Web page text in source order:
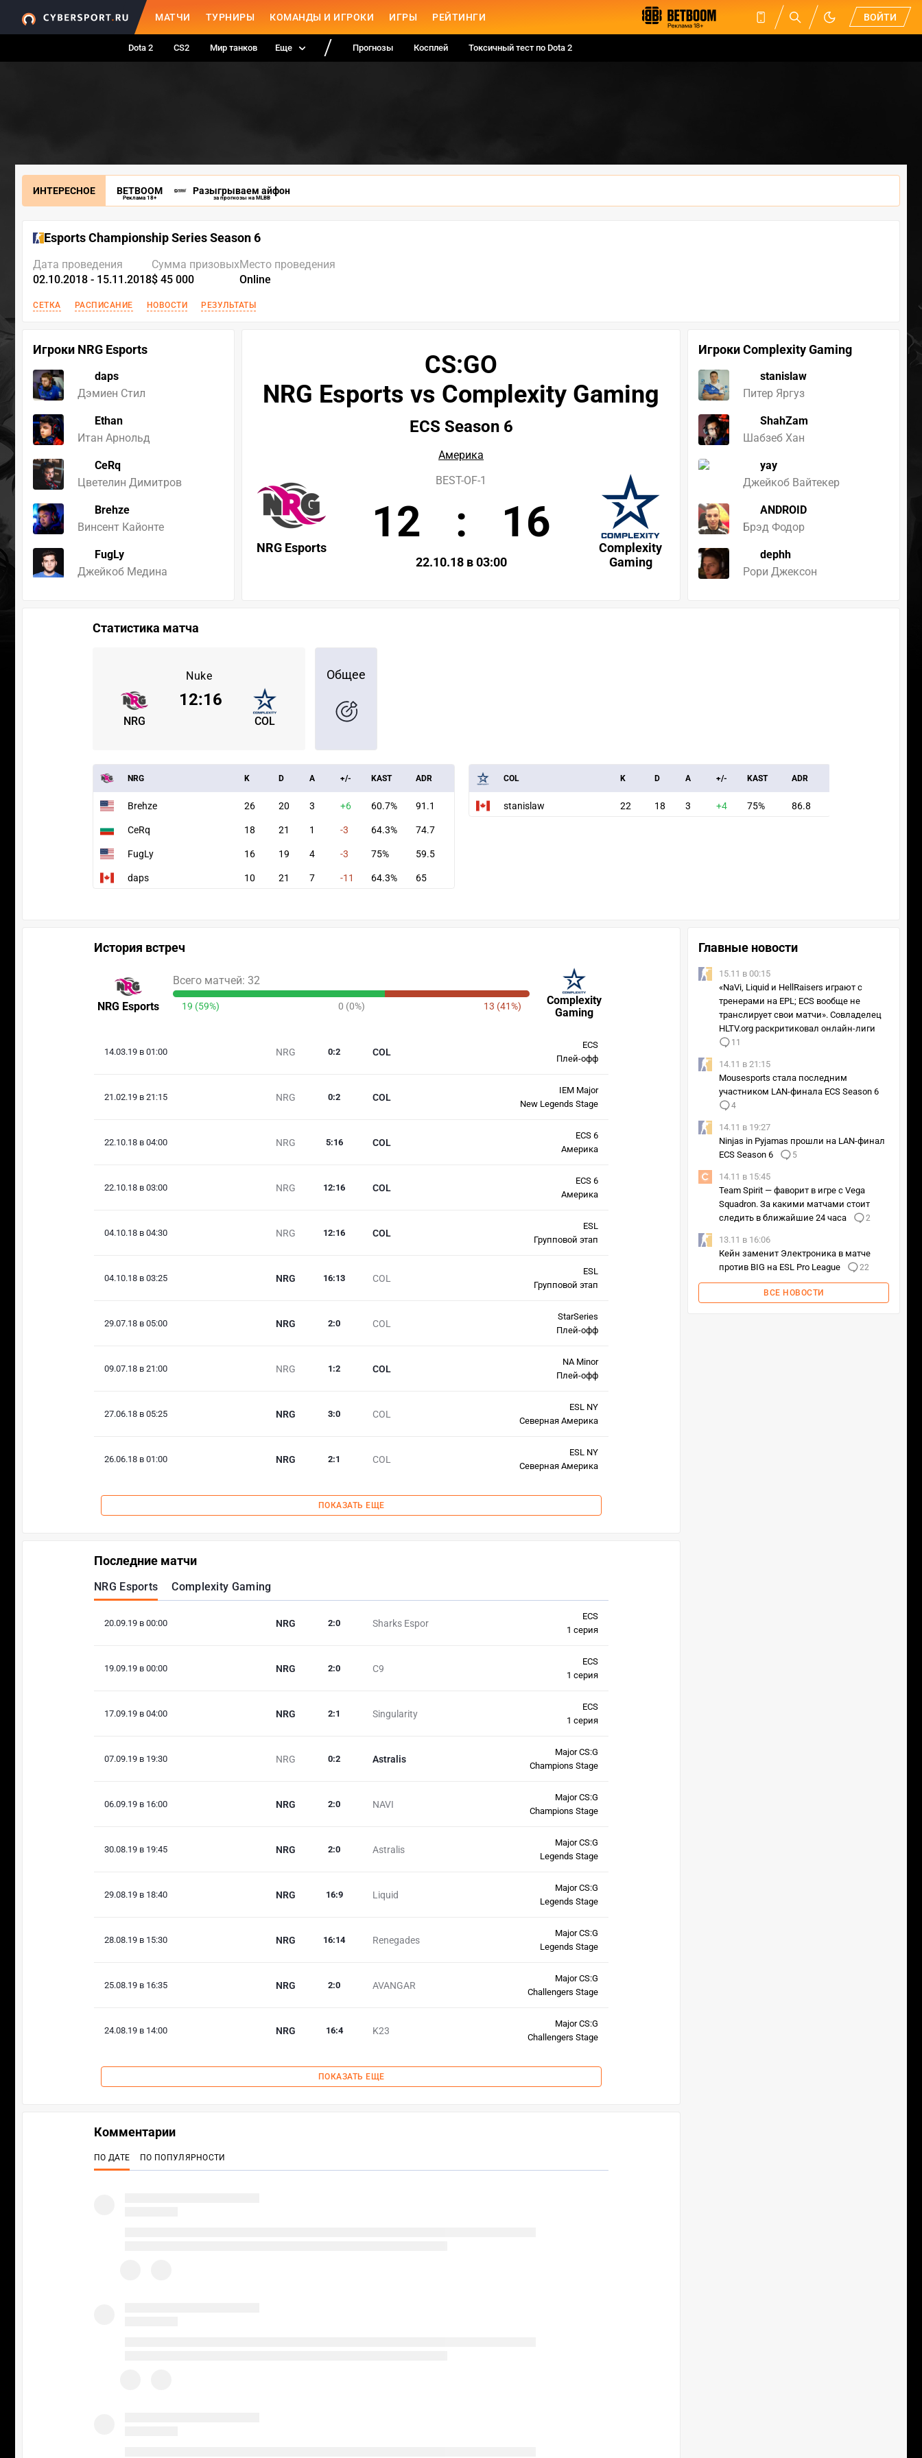
МАТЧИ ТУРНИРЫ КОМАНДЫ И ИГРОКИ ИГРЫ РЕЙТИНГИ ВОЙТИ
Dota 2 CS2 Мир танков Еще Прогнозы Косплей Токсичный тест по Dota 2
ИНТЕРЕСНОЕ BETBOOM
Реклама 18+
Разыгрываем айфон
за прогнозы на MLBB
Esports Championship Series Season 6
Дата проведения
02.10.2018 - 15.11.2018
Сумма призовых
$ 45 000
Место проведения
Online
СЕТКА РАСПИСАНИЕ НОВОСТИ РЕЗУЛЬТАТЫ
Игроки NRG Esports
daps
Дэмиен Стил
Ethan
Итан Арнольд
CeRq
Цветелин Димитров
Brehze
Винсент Кайонте
FugLy
Джейкоб Медина
Игроки Complexity Gaming
stanislaw
Питер Яргуз
ShahZam
Шабзеб Хан
yay
Джейкоб Вайтекер
ANDROID
Брэд Фодор
dephh
Рори Джексон
CS:GO
NRG Esports vs Complexity Gaming
ECS Season 6
Америка
NRG Esports
Complexity
Gaming
BEST-OF-1
12 : 16
22.10.18 в 03:00
Статистика матча
Nuke
NRG COL
12:16
Общее
NRG K D A +/- KAST ADR
Brehze 26 20 3 +6 60.7% 91.1
CeRq 18 21 1 -3 64.3% 74.7
FugLy 16 19 4 -3 75% 59.5
daps 10 21 7 -11 64.3% 65
COL K D A +/- KAST ADR
stanislaw 22 18 3 +4 75% 86.8
История встреч
NRG Esports
Complexity
Gaming
Всего матчей: 32
19 (59%) 0 (0%) 13 (41%)
14.03.19 в 01:00 NRG COL
0:2
ECS
Плей-офф
21.02.19 в 21:15 NRG COL
0:2
IEM Major
New Legends Stage
22.10.18 в 04:00 NRG COL
5:16
ECS 6
Америка
22.10.18 в 03:00 NRG COL
12:16
ECS 6
Америка
04.10.18 в 04:30 NRG COL
12:16
ESL
Групповой этап
04.10.18 в 03:25 NRG COL
16:13
ESL
Групповой этап
29.07.18 в 05:00 NRG COL
2:0
StarSeries
Плей-офф
09.07.18 в 21:00 NRG COL
1 :2
NA Minor
Плей-офф
27.06.18 в 05:25 NRG COL
3:0
ESL NY
Северная Америка
26.06.18 в 01:00 NRG COL
2:1
ESL NY
Северная Америка
ПОКАЗАТЬ ЕЩЕ
Последние матчи
NRG Esports Complexity Gaming
20.09.19 в 00:00 NRG Sharks Espor
2:0
ECS
1 серия
19.09.19 в 00:00 NRG C9
2:0
ECS
1 серия
17.09.19 в 04:00 NRG Singularity
2:1
ECS
1 серия
07.09.19 в 19:30 NRG Astralis
0:2
Major CS:G
Champions Stage
06.09.19 в 16:00 NRG NAVI
2:0
Major CS:G
Champions Stage
30.08.19 в 19:45 NRG Astralis
2:0
Major CS:G
Legends Stage
29.08.19 в 18:40 NRG Liquid
16:9
Major CS:G
Legends Stage
28.08.19 в 15:30 NRG Renegades
16:14
Major CS:G
Legends Stage
25.08.19 в 16:35 NRG AVANGAR
2:0
Major CS:G
Challengers Stage
24.08.19 в 14:00 NRG K23
16:4
Major CS:G
Challengers Stage
ПОКАЗАТЬ ЕЩЕ
Главные новости
15.11 в 00:15
«NaVi, Liquid и HellRaisers играют с
тренерами на EPL; ECS вообще не
транслирует свои матчи». Совладелец
HLTV.org раскритиковал онлайн-лиги
11
14.11 в 21:15
Mousesports стала последним
участником LAN-финала ECS Season 6
4
14.11 в 19:27
Ninjas in Pyjamas прошли на LAN-финал
ECS Season 6
5
14.11 в 15:45
Team Spirit — фаворит в игре с Vega
Squadron. За какими матчами стоит
следить в ближайшие 24 часа
2
13.11 в 16:06
Кейн заменит Электроника в матче
против BIG на ESL Pro League
22
ВСЕ НОВОСТИ
Комментарии
ПО ДАТЕ ПО ПОПУЛЯРНОСТИ